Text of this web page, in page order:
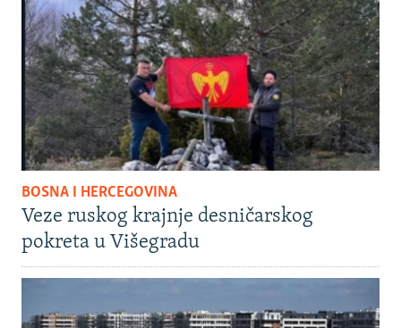
BOSNA I HERCEGOVINA
Veze ruskog krajnje desničarskog
pokreta u Višegradu